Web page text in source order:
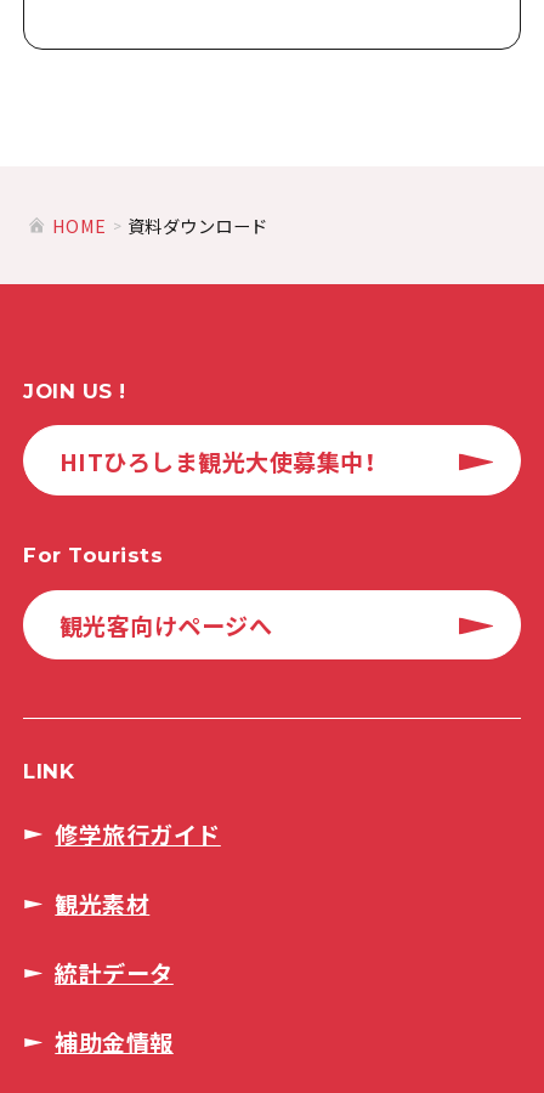
HOME 資料ダウンロード
JOIN US !
HITひろしま観光大使募集中！
For Tourists
観光客向けページへ
LINK
修学旅行ガイド
観光素材
統計データ
補助金情報